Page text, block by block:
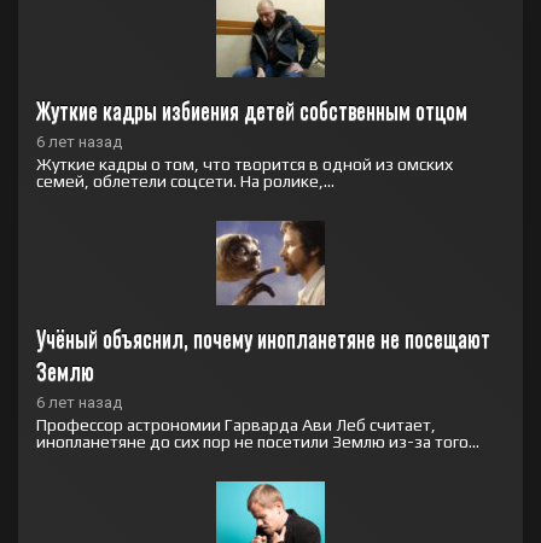
Жуткие кадры избиения детей собственным отцом
6 лет назад
Жуткие кадры о том, что творится в одной из омских
семей, облетели соцсети. На ролике,...
Учёный объяснил, почему инопланетяне не посещают
Землю
6 лет назад
Профессор астрономии Гарварда Ави Леб считает,
инопланетяне до сих пор не посетили Землю из-за того...